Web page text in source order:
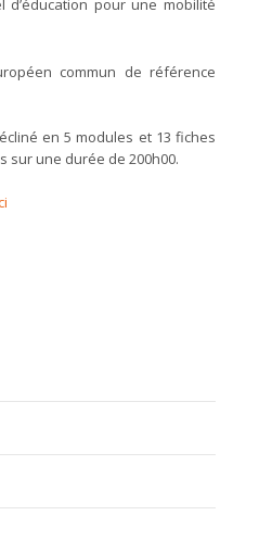
d’éducation pour une mobilité
commun de référence
en 5 modules et 13 fiches
sur une durée de 200h00.